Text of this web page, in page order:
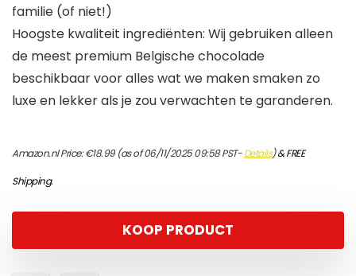
familie (of niet!)
Hoogste kwaliteit ingrediënten: Wij gebruiken alleen
de meest premium Belgische chocolade
beschikbaar voor alles wat we maken smaken zo
luxe en lekker als je zou verwachten te garanderen.
Amazon.nl Price:€18.99(as of 06/11/2025 09:58 PST-Details)&FREE
Shipping.
KOOP PRODUCT